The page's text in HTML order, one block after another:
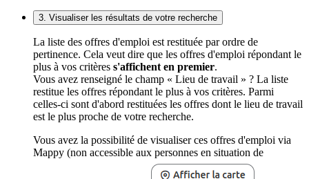
3. Visualiser les résultats de votre recherche
La liste des offres d'emploi est restituée par ordre de
pertinence. Cela veut dire que les offres d'emploi répondant le
plus à vos critères s'affichent en premier.
Vous avez renseigné le champ « Lieu de travail » ? La liste
restitue les offres répondant le plus à vos critères. Parmi
celles-ci sont d'abord restituées les offres dont le lieu de travail
est le plus proche de votre recherche.
Vous avez la possibilité de visualiser ces offres d'emploi via
Mappy (non accessible aux personnes en situation de